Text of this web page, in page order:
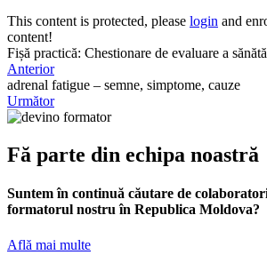
This content is protected, please login and
content!
Fișă practică: Chestionare de evaluare a
Anterior
adrenal fatigue – semne, simptome, cauze
Următor
Fă parte din echipa noastră
Suntem în continuă căutare de
formatorul nostru în Republica Moldova?
Află mai multe